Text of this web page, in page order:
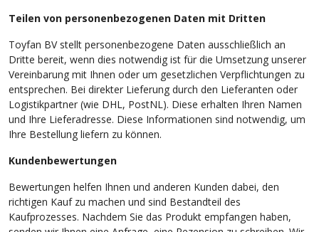
Teilen von personenbezogenen Daten mit Dritten
Toyfan BV stellt personenbezogene Daten ausschließlich an
Dritte bereit, wenn dies notwendig ist für die Umsetzung unserer
Vereinbarung mit Ihnen oder um gesetzlichen Verpflichtungen zu
entsprechen. Bei direkter Lieferung durch den Lieferanten oder
Logistikpartner (wie DHL, PostNL). Diese erhalten Ihren Namen
und Ihre Lieferadresse. Diese Informationen sind notwendig, um
Ihre Bestellung liefern zu können.
Kundenbewertungen
Bewertungen helfen Ihnen und anderen Kunden dabei, den
richtigen Kauf zu machen und sind Bestandteil des
Kaufprozesses. Nachdem Sie das Produkt empfangen haben,